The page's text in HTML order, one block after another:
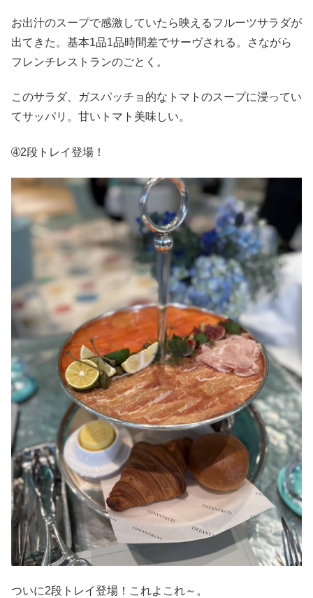
お出汁のスープで感激していたら映えるフルーツサラダが
出てきた。基本1品1品時間差でサーヴされる。さながら
フレンチレストランのごとく。
このサラダ、ガスパッチョ的なトマトのスープに浸ってい
てサッパリ。甘いトマト美味しい。
➃2段トレイ登場！
ついに2段トレイ登場！これよこれ～。